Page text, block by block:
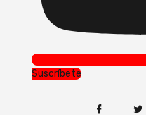
Suscríbete